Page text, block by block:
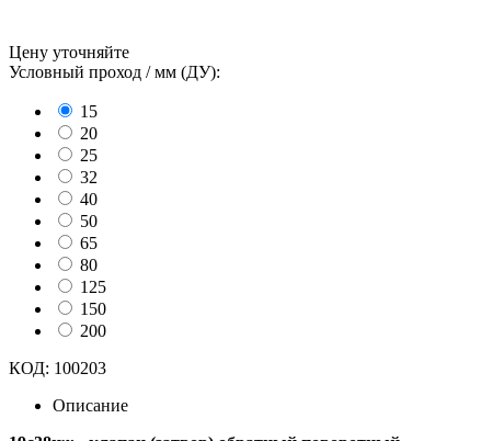
Цену уточняйте
Условный проход / мм (ДУ):
15
20
25
32
40
50
65
80
125
150
200
КОД: 100203
Описание